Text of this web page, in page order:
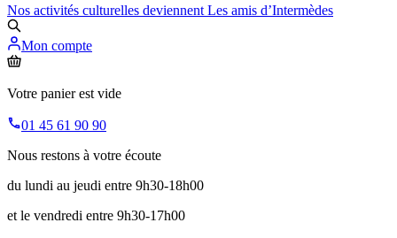
Nos activités culturelles deviennent Les amis d’Intermèdes
Mon compte
Votre panier est vide
01 45 61 90 90
Nous restons à votre écoute
du lundi au jeudi entre 9h30-18h00
et le vendredi entre 9h30-17h00